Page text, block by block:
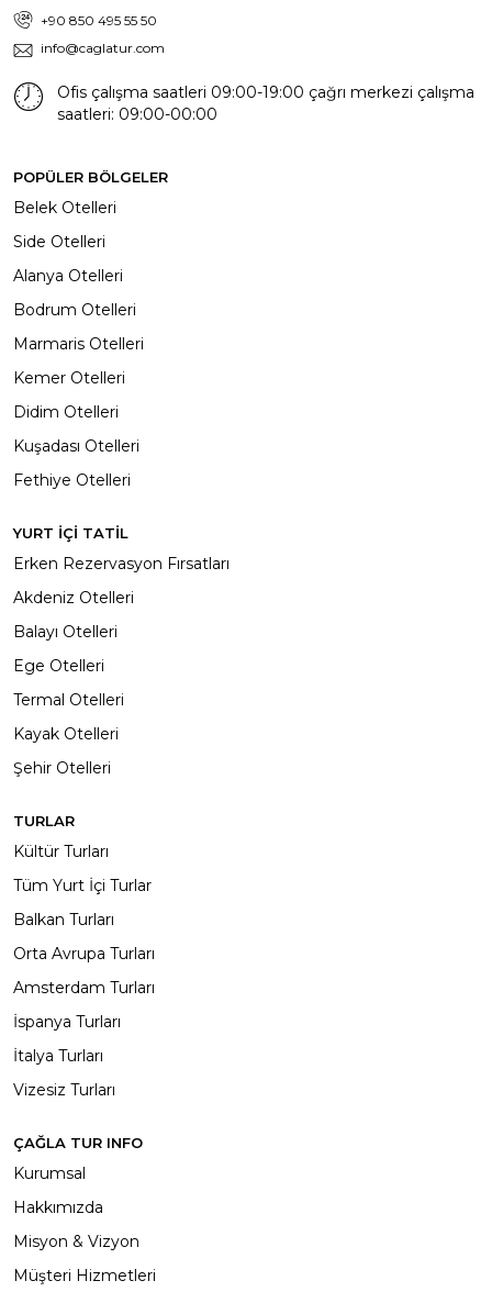
+90 850 495 55 50
info@caglatur.com
Ofis çalışma saatleri 09:00-19:00 çağrı merkezi çalışma
saatleri: 09:00-00:00
POPÜLER BÖLGELER
Belek Otelleri
Side Otelleri
Alanya Otelleri
Bodrum Otelleri
Marmaris Otelleri
Kemer Otelleri
Didim Otelleri
Kuşadası Otelleri
Fethiye Otelleri
YURT İÇİ TATİL
Erken Rezervasyon Fırsatları
Akdeniz Otelleri
Balayı Otelleri
Ege Otelleri
Termal Otelleri
Kayak Otelleri
Şehir Otelleri
TURLAR
Kültür Turları
Tüm Yurt İçi Turlar
Balkan Turları
Orta Avrupa Turları
Amsterdam Turları
İspanya Turları
İtalya Turları
Vizesiz Turları
ÇAĞLA TUR INFO
Kurumsal
Hakkımızda
Misyon & Vizyon
Müşteri Hizmetleri